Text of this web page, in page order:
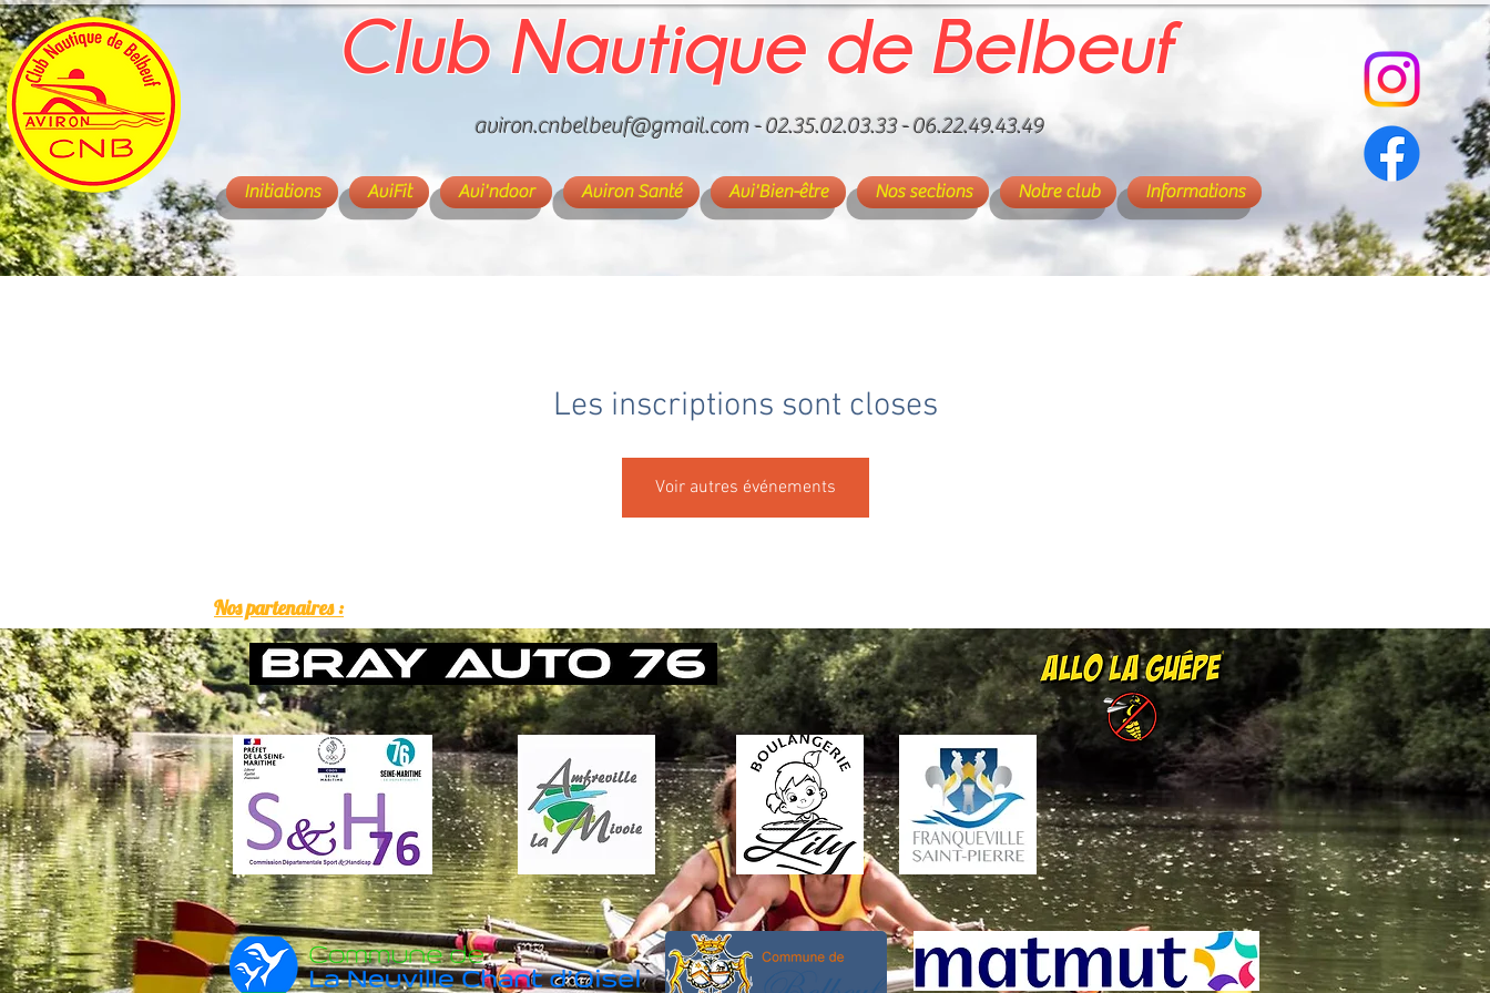
Club Nautique de Belbeuf
aviron.cnbelbeuf@gmail.com- 02.35.02.03.33 - 06.22.49.43.49
Initiations AviFit Avi'ndoor Aviron Santé Avi'Bien-être Nos sections Notre club Informations
Les inscriptions sont closes
Voir autres événements
Nos partenaires :